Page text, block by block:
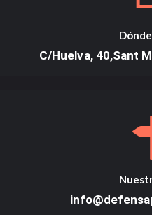
C/Huelva, 40,Sant